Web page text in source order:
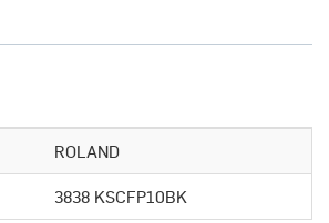
ROLAND
3838 KSCFP10BK